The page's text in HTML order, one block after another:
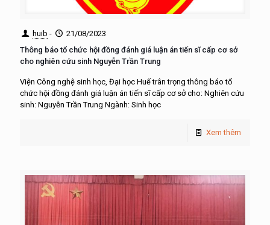
huib -
21/08/2023
Thông báo tổ chức hội đồng đánh giá luận án tiến sĩ cấp cơ sở
cho nghiên cứu sinh Nguyễn Trần Trung
Viện Công nghệ sinh học, Đại học Huế trân trọng thông báo tổ
chức hội đồng đánh giá luận án tiến sĩ cấp cơ sở cho: Nghiên cứu
sinh: Nguyễn Trần Trung Ngành: Sinh học
Xem thêm